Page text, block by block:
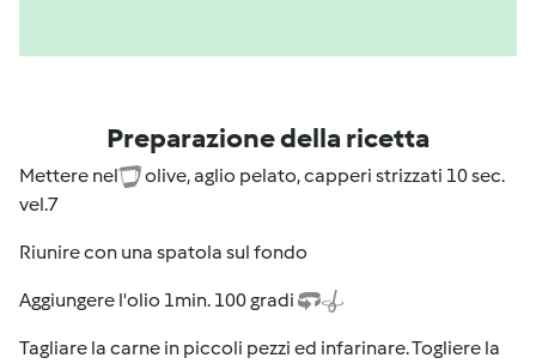
Preparazione della ricetta
Mettere nel
olive, aglio pelato, capperi strizzati 10 sec.
vel.7
Riunire con una spatola sul fondo
Aggiungere l'olio 1min. 100 gradi
Tagliare la carne in piccoli pezzi ed infarinare. Togliere la